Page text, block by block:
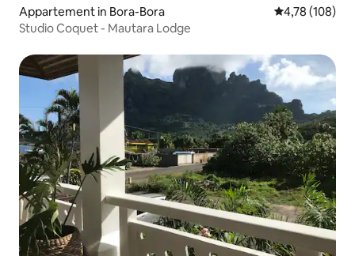
Appartement in Bora-Bora Gemiddelde
4,78 (108)
Studio Coquet - Mautara Lodge